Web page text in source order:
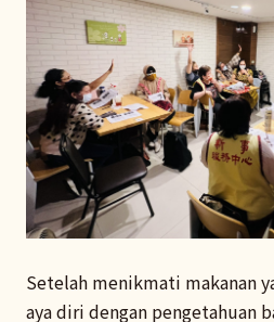
Setelah menikmati makanan
aya diri dengan pengetahuan